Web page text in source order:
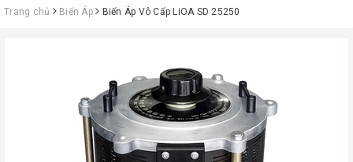
Trang chủ Biến Áp Biến Áp Vô Cấp LiOA SD 25250